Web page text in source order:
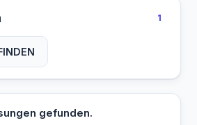
1
gefunden.